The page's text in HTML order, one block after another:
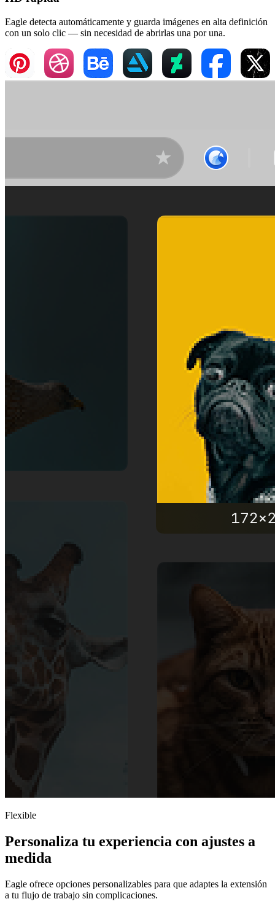
Eagle detecta automáticamente y guarda imágenes en alta definición
con un solo clic — sin necesidad de abrirlas una por una.
Flexible
Personaliza tu experiencia con ajustes a
medida
Eagle ofrece opciones personalizables para que adaptes la extensión
a tu flujo de trabajo sin complicaciones.